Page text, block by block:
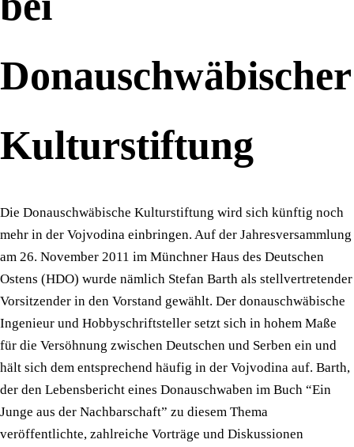
Donauschwäbischer
Kulturstiftung
Die Donauschwäbische Kulturstiftung wird sich künftig noch
mehr in der Vojvodina einbringen. Auf der Jahresversammlung
am 26. November 2011 im Münchner Haus des Deutschen
Ostens (HDO) wurde nämlich Stefan Barth als stellvertretender
Vorsitzender in den Vorstand gewählt. Der donauschwäbische
Ingenieur und Hobbyschriftsteller setzt sich in hohem Maße
für die Versöhnung zwischen Deutschen und Serben ein und
hält sich dem entsprechend häufig in der Vojvodina auf. Barth,
der den Lebensbericht eines Donauschwaben im Buch “Ein
Junge aus der Nachbarschaft” zu diesem Thema
veröffentlichte, zahlreiche Vorträge und Diskussionen